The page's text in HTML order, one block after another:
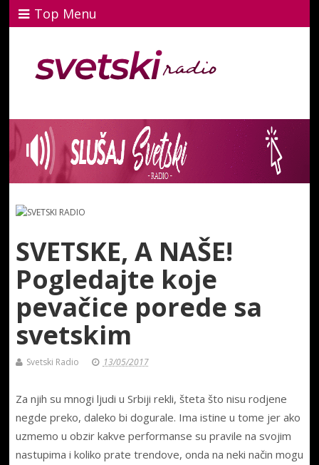
Top Menu
SVETSKE, A NAŠE!
Pogledajte koje
pevačice porede sa
svetskim
Svetski Radio 13/05/2017
Za njih su mnogi ljudi u Srbiji rekli, šteta što nisu rodjene
negde preko, daleko bi dogurale. Ima istine u tome jer ako
uzmemo u obzir kakve performanse su pravile na svojim
nastupima i koliko prate trendove, onda na neki način mogu